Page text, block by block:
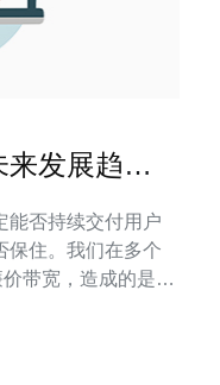
发展趋势
能否持续交付用户
保住。我们在多个
带宽，造成的是用
香港GIA、何时必